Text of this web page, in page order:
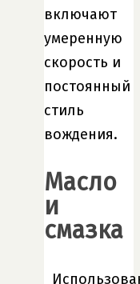
включают
умеренную
скорость и
постоянный
стиль
вождения.
Масло
и
смазка